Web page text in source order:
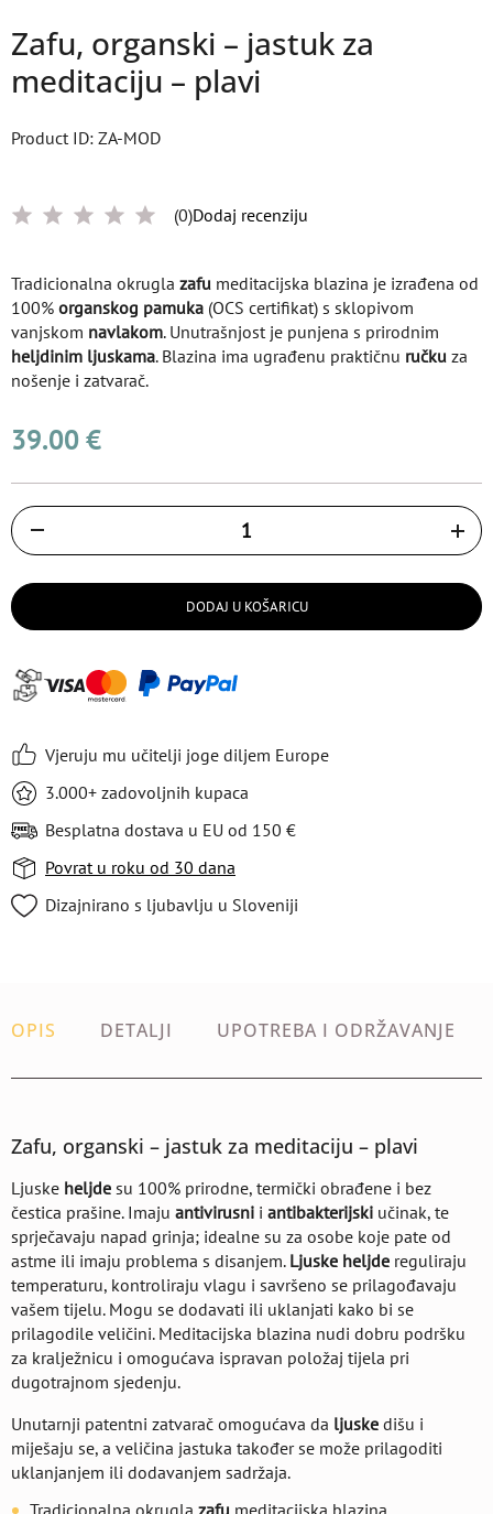
Zafu, organski – jastuk za
meditaciju – plavi
Product ID: ZA-MOD
(0)Dodaj recenziju
Tradicionalna okrugla zafu meditacijska blazina je izrađena od
100% organskog pamuka (OCS certifikat) s sklopivom
vanjskom navlakom. Unutrašnjost je punjena s prirodnim
heljdinim ljuskama. Blazina ima ugrađenu praktičnu ručku za
nošenje i zatvarač.
39.00 €
Količina
DODAJ U KOŠARICU
Vjeruju mu učitelji joge diljem Europe
3.000+ zadovoljnih kupaca
Besplatna dostava u EU od 150 €
Povrat u roku od 30 dana
Dizajnirano s ljubavlju u Sloveniji
OPIS DETALJI UPOTREBA I ODRŽAVANJE
Zafu, organski – jastuk za meditaciju – plavi
Ljuske heljde su 100% prirodne, termički obrađene i bez
čestica prašine. Imaju antivirusni i antibakterijski učinak, te
sprječavaju napad grinja; idealne su za osobe koje pate od
astme ili imaju problema s disanjem. Ljuske heljde reguliraju
temperaturu, kontroliraju vlagu i savršeno se prilagođavaju
vašem tijelu. Mogu se dodavati ili uklanjati kako bi se
prilagodile veličini. Meditacijska blazina nudi dobru podršku
za kralježnicu i omogućava ispravan položaj tijela pri
dugotrajnom sjedenju.
Unutarnji patentni zatvarač omogućava da ljuske dišu i
miješaju se, a veličina jastuka također se može prilagoditi
uklanjanjem ili dodavanjem sadržaja.
Tradicionalna okrugla zafu meditacijska blazina